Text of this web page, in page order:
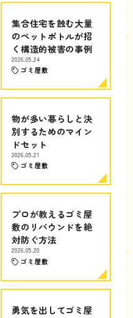
集合住宅を蝕む大量
のペットボトルが招
く構造的被害の事例
2026.05.24
ゴミ屋敷
物が多い暮らしと決
別するためのマイン
ドセット
2026.05.21
ゴミ屋敷
プロが教えるゴミ屋
敷のリバウンドを絶
対防ぐ方法
2026.05.20
ゴミ屋敷
勇気を出してゴミ屋